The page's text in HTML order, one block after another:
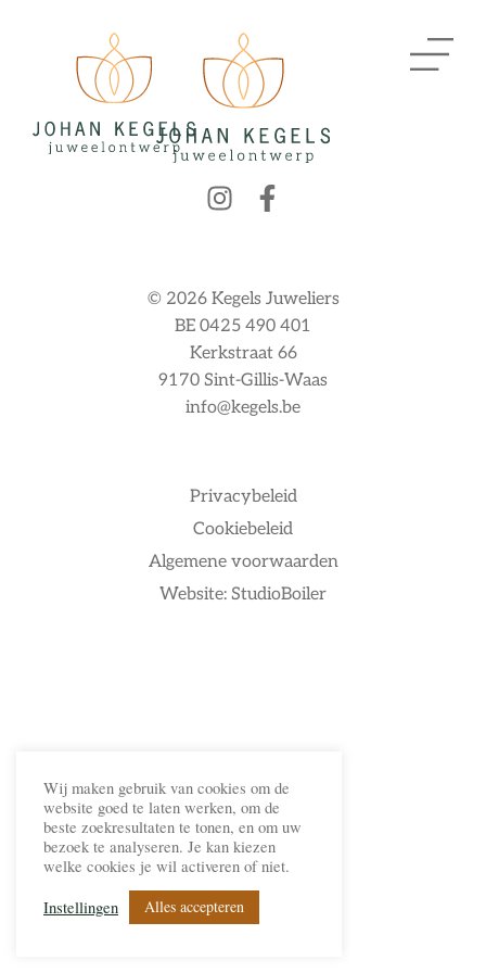
Privacybeleid
Cookiebeleid
Algemene voorwaarden
Website: StudioBoiler
© 2026 Kegels Juweliers
BE 0425 490 401
Kerkstraat 66
9170 Sint-Gillis-Waas
info@kegels.be
Wij maken gebruik van cookies om de
website goed te laten werken, om de
beste zoekresultaten te tonen, en om uw
bezoek te analyseren. Je kan kiezen
welke cookies je wil activeren of niet.
Instellingen
Alles accepteren